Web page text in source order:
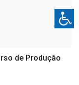
de Produção